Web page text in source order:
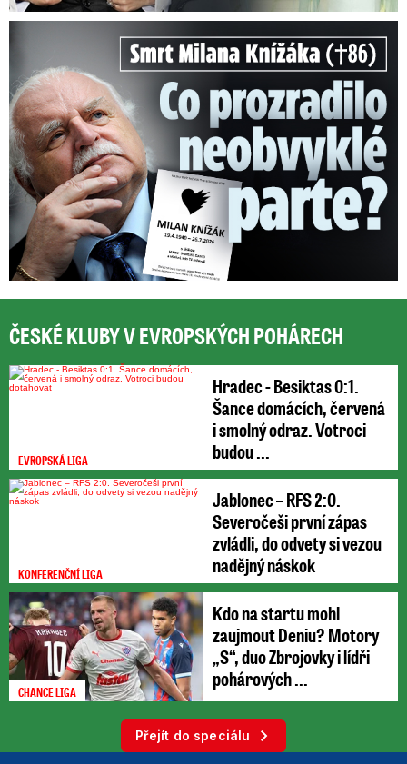
Smrt Milana Knížáka (†86): Co prozradilo neobvyklé parte?
ČESKÉ KLUBY V EVROPSKÝCH POHÁRECH
EVROPSKÁ LIGA
Hradec - Besiktas 0:1.
Šance domácích, červená
i smolný odraz. Votroci
budou ...
KONFERENČNÍ LIGA
Jablonec – RFS 2:0.
Severočeši první zápas
zvládli, do odvety si vezou
nadějný náskok
CHANCE LIGA
Kdo na startu mohl
zaujmout Deniu? Motory
„S“, duo Zbrojovky i lídři
pohárových ...
Přejít do speciálu